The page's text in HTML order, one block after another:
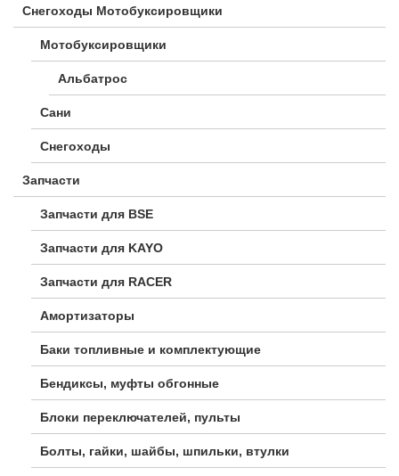
Снегоходы Мотобуксировщики
Мотобуксировщики
Альбатрос
Сани
Снегоходы
Запчасти
Запчасти для BSE
Запчасти для KAYO
Запчасти для RACER
Амортизаторы
Баки топливные и комплектующие
Бендиксы, муфты обгонные
Блоки переключателей, пульты
Болты, гайки, шайбы, шпильки, втулки